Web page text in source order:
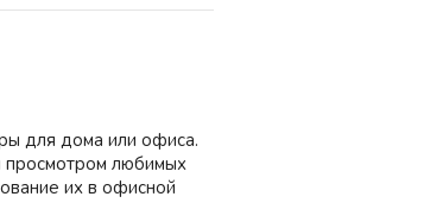
для дома или офиса.
просмотром любимых
их в офисной